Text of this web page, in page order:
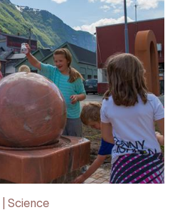
Science